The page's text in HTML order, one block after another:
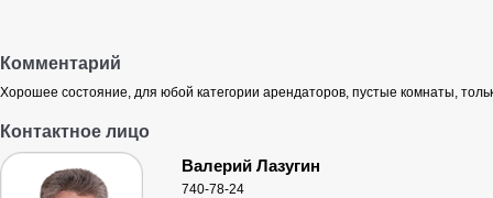
Комментарий
Хорошее состояние, для юбой категории арендаторов, пустые комнаты,
Контактное лицо
Валерий Лазугин
740-78-24